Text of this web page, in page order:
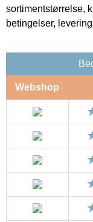
sortimentstørrelse,
betingelser,
Webshop